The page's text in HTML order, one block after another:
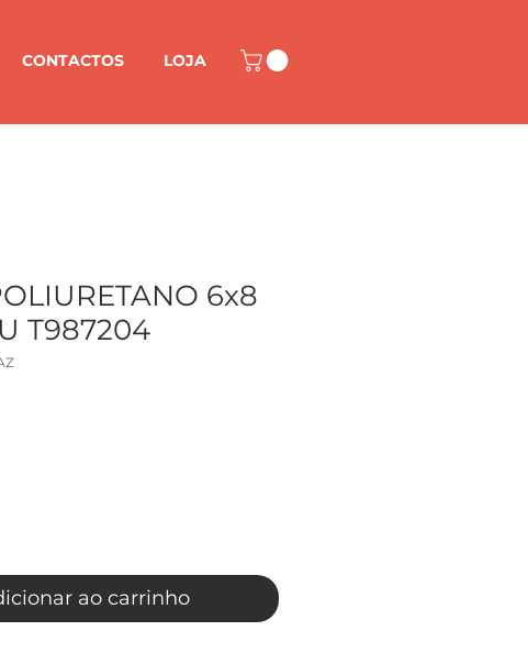
CONTACTOS LOJA
6x8
T987204
ao carrinho